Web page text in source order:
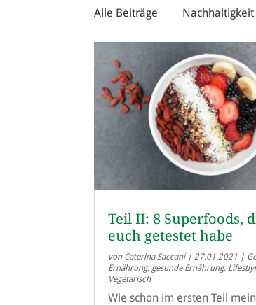
Alle Beiträge Nachhaltigkeit
Teil II: 8 Superfoods,
euch getestet habe
von Caterina Saccani| 27.01.2021 |
Ernährung, gesunde Ernährung,
Vegetarisch
Wie schon im ersten Teil